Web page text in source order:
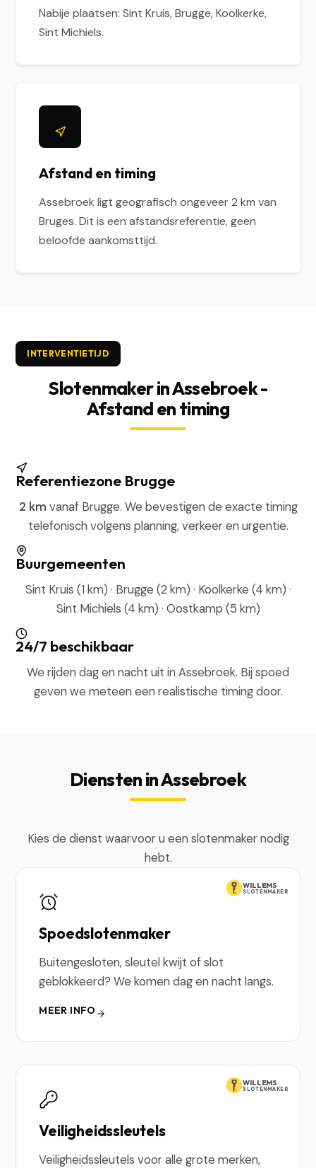
Nabije plaatsen: Sint Kruis, Brugge, Koolkerke,
Sint Michiels.
Afstand en timing
Assebroek ligt geografisch ongeveer 2 km van
Bruges. Dit is een afstandsreferentie, geen
beloofde aankomsttijd.
INTERVENTIETIJD
Slotenmaker in Assebroek -
Afstand en timing
Referentiezone Brugge
2 km vanaf Brugge. We bevestigen de exacte timing
telefonisch volgens planning, verkeer en urgentie.
Buurgemeenten
Sint Kruis (1 km) · Brugge (2 km) · Koolkerke (4 km) ·
Sint Michiels (4 km) · Oostkamp (5 km)
24/7 beschikbaar
We rijden dag en nacht uit in Assebroek. Bij spoed
geven we meteen een realistische timing door.
Diensten in Assebroek
Kies de dienst waarvoor u een slotenmaker nodig
hebt.
WILLEMS
SLOTENMAKER
Spoedslotenmaker
Buitengesloten, sleutel kwijt of slot
geblokkeerd? We komen dag en nacht langs.
MEER INFO
WILLEMS
SLOTENMAKER
Veiligheidssleutels
Veiligheidssleutels voor alle grote merken,